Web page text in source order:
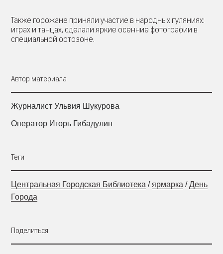
Также горожане приняли участие в народных гуляниях:
играх и танцах, сделали яркие осенние фотографии в
специальной фотозоне.
Автор материала
Журналист Ульвия Шукурова
Оператор Игорь Гибадулин
Теги
Центральная Городская Библиотека / ярмарка /День
Города
Поделиться